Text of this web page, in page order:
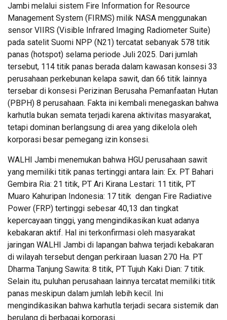
Jambi melalui sistem Fire Information for Resource
Management System (FIRMS) milik NASA menggunakan
sensor VIIRS (Visible Infrared Imaging Radiometer Suite)
pada satelit Suomi NPP (N21) tercatat sebanyak 578 titik
panas (hotspot) selama periode Juli 2025. Dari jumlah
tersebut, 114 titik panas berada dalam kawasan konsesi 33
perusahaan perkebunan kelapa sawit, dan 66 titik lainnya
tersebar di konsesi Perizinan Berusaha Pemanfaatan Hutan
(PBPH) 8 perusahaan. Fakta ini kembali menegaskan bahwa
karhutla bukan semata terjadi karena aktivitas masyarakat,
tetapi dominan berlangsung di area yang dikelola oleh
korporasi besar pemegang izin konsesi.
WALHI Jambi menemukan bahwa HGU perusahaan sawit
yang memiliki titik panas tertinggi antara lain: Ex. PT Bahari
Gembira Ria: 21 titik, PT Ari Kirana Lestari: 11 titik, PT
Muaro Kahuripan Indonesia: 17 titik dengan Fire Radiative
Power (FRP) tertinggi sebesar 40,13 dan tingkat
kepercayaan tinggi, yang mengindikasikan kuat adanya
kebakaran aktif. Hal ini terkonfirmasi oleh masyarakat
jaringan WALHI Jambi di lapangan bahwa terjadi kebakaran
di wilayah tersebut dengan perkiraan luasan 270 Ha. PT
Dharma Tanjung Sawita: 8 titik, PT Tujuh Kaki Dian: 7 titik.
Selain itu, puluhan perusahaan lainnya tercatat memiliki titik
panas meskipun dalam jumlah lebih kecil. Ini
mengindikasikan bahwa karhutla terjadi secara sistemik dan
berulang di berbagai korporasi.